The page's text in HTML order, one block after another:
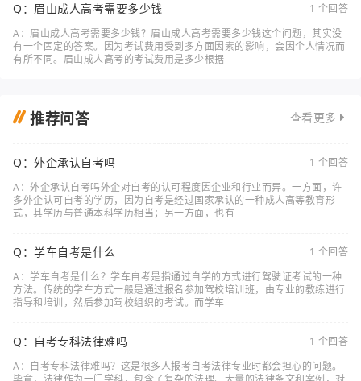
Q：眉山成人高考需要多少钱
1 个回答
A：眉山成人高考需要多少钱？眉山成人高考需要多少钱这个问题，其实没
有一个固定的答案。因为考试费用受到多方面因素的影响，会因个人情况而
有所不同。眉山成人高考的考试费用是多少根据
推荐问答 查看更多
Q：外企承认自考吗
1 个回答
A：外企承认自考吗外企对自考的认可程度因企业和行业而异。一方面，许
多外企认可自考的学历，因为自考是经过国家承认的一种成人高等教育形
式，其学历与普通本科学历相当；另一方面，也有
Q：学车自考是什么
1 个回答
A：学车自考是什么？学车自考是指通过自学的方式进行驾驶证考试的一种
方法。传统的学车方式一般是通过报名参加驾校培训班，由专业的教练进行
指导和培训，然后参加驾校组织的考试。而学车
Q：自考专科法律难吗
1 个回答
A：自考专科法律难吗？这是很多人报考自考法律专业时都会担心的问题。